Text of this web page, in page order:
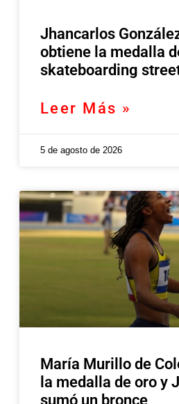
Jhancarlos
obtiene la medalla
skateboarding
Leer Más »
5 de agosto de 2026
María Murillo de
la medalla de oro y
sumó un bronce